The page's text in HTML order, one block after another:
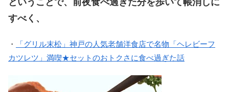
すべく、
・
「グリル末松」神戸の人気老舗洋食店で名物「ヘレビーフ
カツレツ」満喫★セットのおトクさに食べ過ぎた話